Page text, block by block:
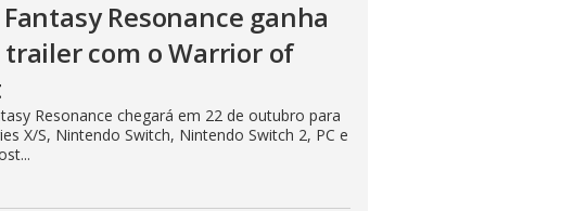
Resonance ganha
trailer com o Warrior of
Resonance chegará em 22 de outubro para
X/S, Nintendo Switch, Nintendo Switch 2, PC e